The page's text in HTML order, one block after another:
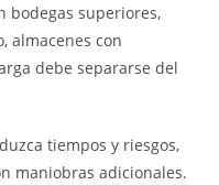
bodegas superiores,
almacenes con
debe separarse del
tiempos y riesgos,
maniobras adicionales.